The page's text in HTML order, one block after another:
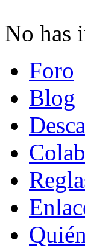
No has
Foro
Blog